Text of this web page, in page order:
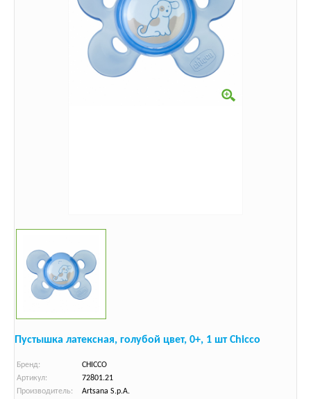
Пустышка латексная, голубой цвет, 0+, 1 шт Chicco
Бренд:
CHICCO
Артикул:
72801.21
Производитель:
Artsana S.p.A.